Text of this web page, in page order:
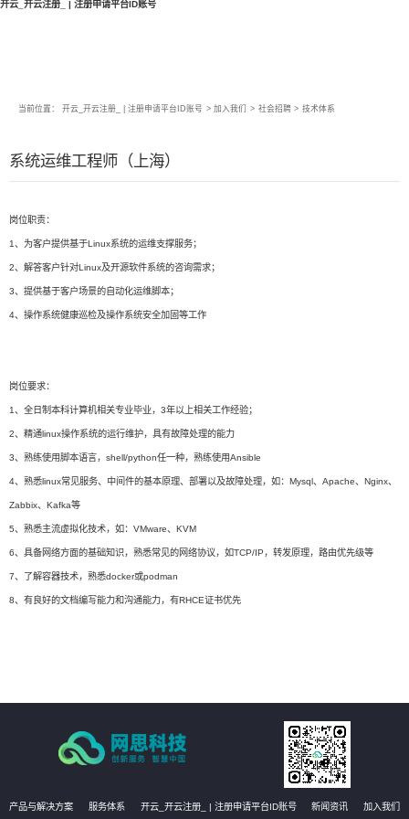
开云_开云注册_ | 注册申请平台ID账号
当前位置： 开云_开云注册_ | 注册申请平台ID账号 > 加入我们 > 社会招聘 > 技术体系
系统运维工程师（上海）
岗位职责：
1、为客户提供基于Linux系统的运维支撑服务；
2、解答客户针对Linux及开源软件系统的咨询需求；
3、提供基于客户场景的自动化运维脚本；
4、操作系统健康巡检及操作系统安全加固等工作
岗位要求：
1、全日制本科计算机相关专业毕业，3年以上相关工作经验；
2、精通linux操作系统的运行维护，具有故障处理的能力
3、熟练使用脚本语言，shell/python任一种，熟练使用Ansible
4、熟悉linux常见服务、中间件的基本原理、部署以及故障处理，如：Mysql、Apache、Nginx、
Zabbix、Kafka等
5、熟悉主流虚拟化技术，如：VMware、KVM
6、具备网络方面的基础知识，熟悉常见的网络协议，如TCP/IP，转发原理，路由优先级等
7、了解容器技术，熟悉docker或podman
8、有良好的文档编写能力和沟通能力，有RHCE证书优先
产品与解决方案 服务体系 开云_开云注册_ | 注册申请平台ID账号 新闻资讯 加入我们